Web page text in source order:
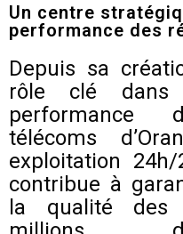
Un centre
performance des
Depuis sa
rôle clé
performance
télécoms
exploitation
contribue à
la qualité des